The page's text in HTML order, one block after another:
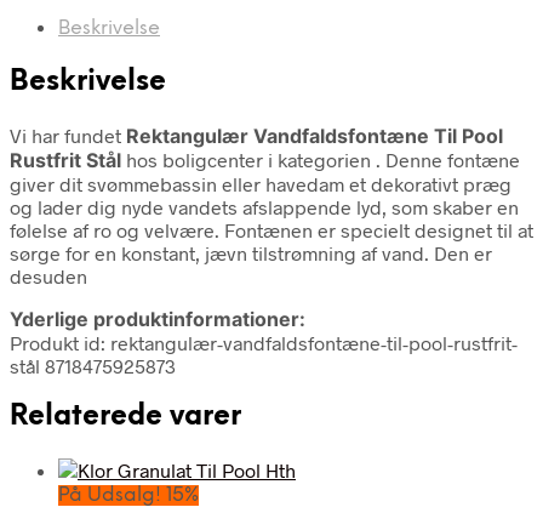
Beskrivelse
Beskrivelse
Vi har fundet Rektangulær Vandfaldsfontæne Til Pool
Rustfrit Stål hos boligcenter i kategorien . Denne fontæne
giver dit svømmebassin eller havedam et dekorativt præg
og lader dig nyde vandets afslappende lyd, som skaber en
følelse af ro og velvære. Fontænen er specielt designet til at
sørge for en konstant, jævn tilstrømning af vand. Den er
desuden
Yderlige produktinformationer:
Produkt id: rektangulær-vandfaldsfontæne-til-pool-rustfrit-
stål 8718475925873
Relaterede varer
På Udsalg! 15%